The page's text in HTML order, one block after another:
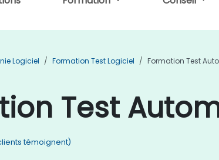
Logiciel Formation Test Logiciel Formation Test
Test
témoignent)